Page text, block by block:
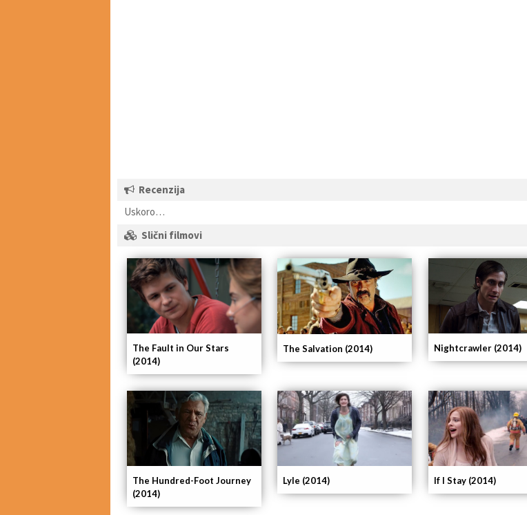
Recenzija
Uskoro…
Slični filmovi
If I Stay (2014)
Lyle (2014)
The Hundred-Foot Journey
(2014)
Nightcrawler (2014)
The Salvation (2014)
The Fault in Our Stars
(2014)